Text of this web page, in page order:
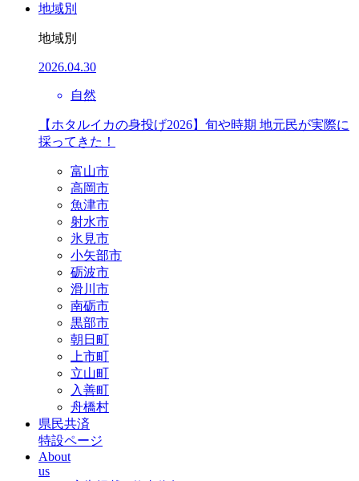
地域別
地域別
2026.04.30
自然
【ホタルイカの身投げ2026】旬や時期 地元民が実際に
採ってきた！
富山市
高岡市
魚津市
射水市
氷見市
小矢部市
砺波市
滑川市
南砺市
黒部市
朝日町
上市町
立山町
入善町
舟橋村
県民共済
特設ページ
About
us